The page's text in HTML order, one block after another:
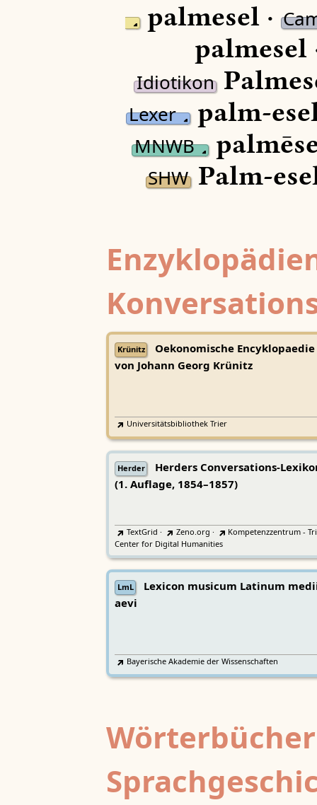
palmesel ·
palmesel
Idiotikon
Lexer palm-
MNWB
SHWPalm-
Krünitz
Oekonomische Encyklopaedie
von Johann Georg Krünitz
Universitätsbibliothek Trier
Herder
Herders Conversations-
(1. Auflage, 1854–1857)
TextGrid · Zeno.org ·
Kompetenzzentrum -
Center for Digital Humanities
LmL
Lexicon musicum Latinum
aevi
Bayerische Akademie der Wissenschaften